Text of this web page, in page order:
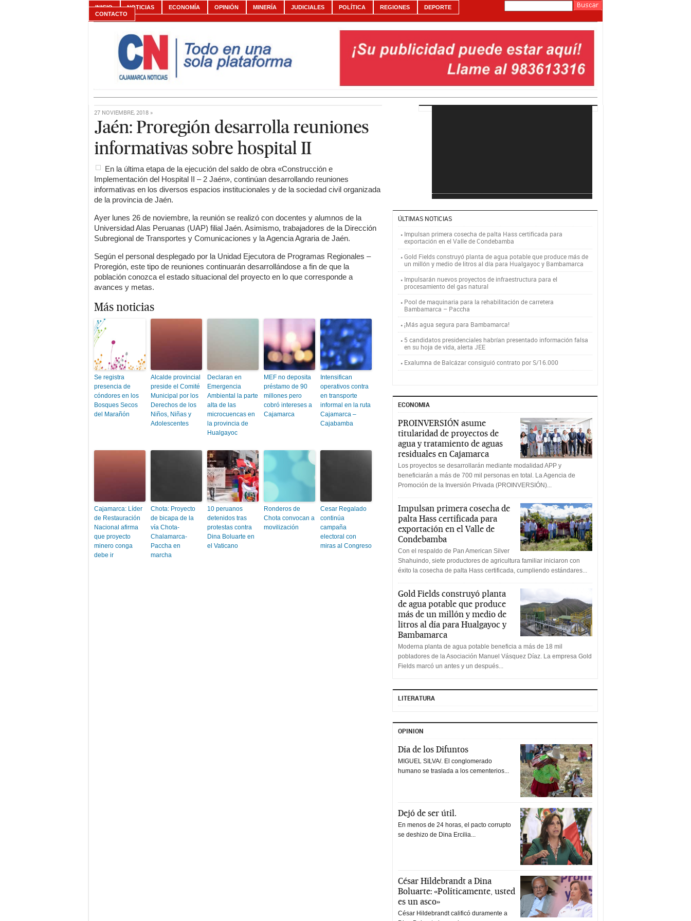
INICIO NOTICIAS ECONOMÍA OPINIÓN MINERÍA JUDICIALES POLÍTICA REGIONES
DEPORTE
CONTACTO
27 NOVIEMBRE, 2018 »
Jaén: Proregión desarrolla reuniones
informativas sobre hospital II
En la última etapa de la ejecución del saldo de obra «Construcción e
Implementación del Hospital II – 2 Jaén», continúan desarrollando reuniones
informativas en los diversos espacios institucionales y de la sociedad civil organizada
de la provincia de Jaén.
Ayer lunes 26 de noviembre, la reunión se realizó con docentes y alumnos de la
Universidad Alas Peruanas (UAP) filial Jaén. Asimismo, trabajadores de la Dirección
Subregional de Transportes y Comunicaciones y la Agencia Agraria de Jaén.
Según el personal desplegado por la Unidad Ejecutora de Programas Regionales –
Proregión, este tipo de reuniones continuarán desarrollándose a fin de que la
población conozca el estado situacional del proyecto en lo que corresponde a
avances y metas.
Más noticias
Se registra
presencia de
cóndores en los
Bosques Secos
del Marañón
Alcalde provincial
preside el Comité
Municipal por los
Derechos de los
Niños, Niñas y
Adolescentes
Declaran en
Emergencia
Ambiental la parte
alta de las
microcuencas en
la provincia de
Hualgayoc
MEF no deposita
préstamo de 90
millones pero
cobró intereses a
Cajamarca
Intensifican
operativos contra
en transporte
informal en la ruta
Cajamarca –
Cajabamba
Cajamarca: Líder
de Restauración
Nacional afirma
que proyecto
minero conga
debe ir
Chota: Proyecto
de bicapa de la
vía Chota-
Chalamarca-
Paccha en
marcha
10 peruanos
detenidos tras
protestas contra
Dina Boluarte en
el Vaticano
Ronderos de
Chota convocan a
movilización
Cesar Regalado
continúa
campaña
electoral con
miras al Congreso
ÚLTIMAS NOTICIAS
Impulsan primera cosecha de palta Hass certificada para
exportación en el Valle de Condebamba
Gold Fields construyó planta de agua potable que produce más de
un millón y medio de litros al día para Hualgayoc y Bambamarca
Impulsarán nuevos proyectos de infraestructura para el
procesamiento del gas natural
Pool de maquinaria para la rehabilitación de carretera
Bambamarca – Paccha
¡Más agua segura para Bambamarca!
5 candidatos presidenciales habrían presentado información falsa
en su hoja de vida, alerta JEE
Exalumna de Balcázar consiguió contrato por S/16.000
ECONOMIA
PROINVERSIÓN asume
titularidad de proyectos de
agua y tratamiento de aguas
residuales en Cajamarca
Los proyectos se desarrollarán mediante modalidad APP y
beneficiarán a más de 700 mil personas en total. La Agencia de
Promoción de la Inversión Privada (PROINVERSIÓN)...
Impulsan primera cosecha de
palta Hass certificada para
exportación en el Valle de
Condebamba
Con el respaldo de Pan American Silver
Shahuindo, siete productores de agricultura familiar iniciaron con
éxito la cosecha de palta Hass certificada, cumpliendo estándares...
Gold Fields construyó planta
de agua potable que produce
más de un millón y medio de
litros al día para Hualgayoc y
Bambamarca
Moderna planta de agua potable beneficia a más de 18 mil
pobladores de la Asociación Manuel Vásquez Díaz. La empresa Gold
Fields marcó un antes y un después...
LITERATURA
OPINION
Día de los Difuntos
MIGUEL SILVA/. El conglomerado
humano se traslada a los cementerios...
Dejó de ser útil.
En menos de 24 horas, el pacto corrupto
se deshizo de Dina Ercilia...
César Hildebrandt a Dina
Boluarte: «Políticamente, usted
es un asco»
César Hildebrandt calificó duramente a